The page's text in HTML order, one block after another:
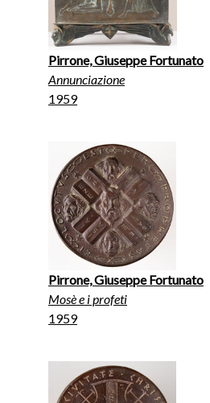
Pirrone, Giuseppe Fortunato
Annunciazione
1959
Pirrone, Giuseppe Fortunato
Mosè e i profeti
1959